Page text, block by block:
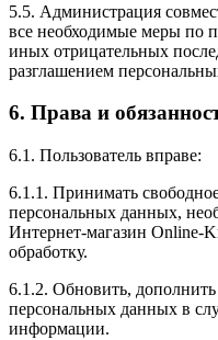
5.5. Администрация
все необходимые меры по
иных отрицательных
разглашением
6. Права и
6.1. Пользователь вправе:
6.1.1. Принимать
персональных данных,
Интернет-магазин Online-
обработку.
6.1.2. Обновить,
персональных данных в
информации.